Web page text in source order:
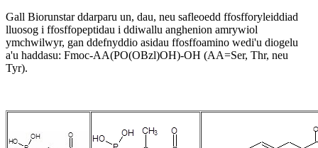
Gall Biorunstar ddarparu un, dau, neu safleoedd ffosfforyleiddiad
lluosog i ffosffopeptidau i ddiwallu anghenion amrywiol
ymchwilwyr, gan ddefnyddio asidau ffosffoamino wedi'u diogelu
a'u haddasu: Fmoc-AA(PO(OBzl)OH)-OH (AA=Ser, Thr, neu
Tyr).